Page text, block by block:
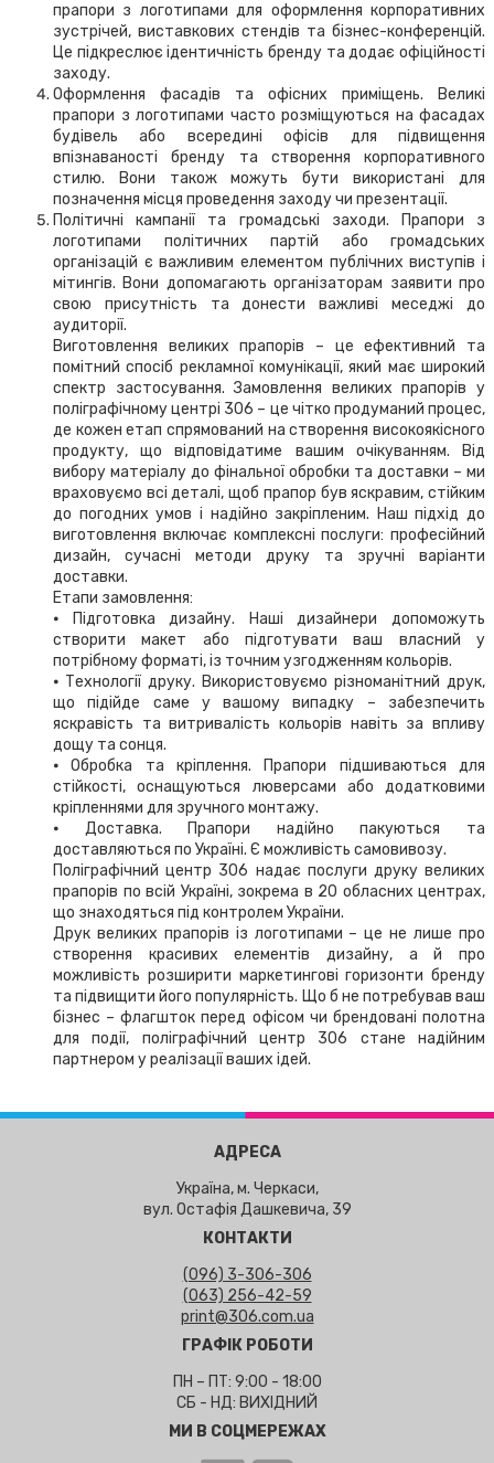
прапори з логотипами для оформлення корпоративних
зустрічей, виставкових стендів та бізнес-конференцій.
Це підкреслює ідентичність бренду та додає офіційності
заходу.
Оформлення фасадів та офісних приміщень. Великі
прапори з логотипами часто розміщуються на фасадах
будівель або всередині офісів для підвищення
впізнаваності бренду та створення корпоративного
стилю. Вони також можуть бути використані для
позначення місця проведення заходу чи презентації.
Політичні кампанії та громадські заходи. Прапори з
логотипами політичних партій або громадських
організацій є важливим елементом публічних виступів і
мітингів. Вони допомагають організаторам заявити про
свою присутність та донести важливі меседжі до
аудиторії.
Виготовлення великих прапорів – це ефективний та
помітний спосіб рекламної комунікації, який має широкий
спектр застосування. Замовлення великих прапорів у
поліграфічному центрі 306 – це чітко продуманий процес,
де кожен етап спрямований на створення високоякісного
продукту, що відповідатиме вашим очікуванням. Від
вибору матеріалу до фінальної обробки та доставки – ми
враховуємо всі деталі, щоб прапор був яскравим, стійким
до погодних умов і надійно закріпленим. Наш підхід до
виготовлення включає комплексні послуги: професійний
дизайн, сучасні методи друку та зручні варіанти
доставки.
Етапи замовлення:
⦁ Підготовка дизайну. Наші дизайнери допоможуть
створити макет або підготувати ваш власний у
потрібному форматі, із точним узгодженням кольорів.
⦁ Технології друку. Використовуємо різноманітний друк,
що підійде саме у вашому випадку – забезпечить
яскравість та витривалість кольорів навіть за впливу
дощу та сонця.
⦁ Обробка та кріплення. Прапори підшиваються для
стійкості, оснащуються люверсами або додатковими
кріпленнями для зручного монтажу.
⦁ Доставка. Прапори надійно пакуються та
доставляються по Україні. Є можливість самовивозу.
Поліграфічний центр 306 надає послуги друку великих
прапорів по всій Україні, зокрема в 20 обласних центрах,
що знаходяться під контролем України.
Друк великих прапорів із логотипами – це не лише про
створення красивих елементів дизайну, а й про
можливість розширити маркетингові горизонти бренду
та підвищити його популярність. Що б не потребував ваш
бізнес – флагшток перед офісом чи брендовані полотна
для події, поліграфічний центр 306 стане надійним
партнером у реалізації ваших ідей.
АДРЕСА
Україна, м. Черкаси,
вул. Остафія Дашкевича, 39
КОНТАКТИ
(096) 3-306-306
(063) 256-42-59
print@306.com.ua
ГРАФІК РОБОТИ
ПН – ПТ: 9:00 - 18:00
СБ - НД: ВИХІДНИЙ
МИ В СОЦМЕРЕЖАХ